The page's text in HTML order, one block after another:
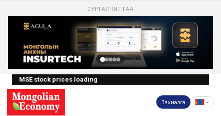
СУРТАЛЧИЛГАА
MSE stock prices loading
Захиалга